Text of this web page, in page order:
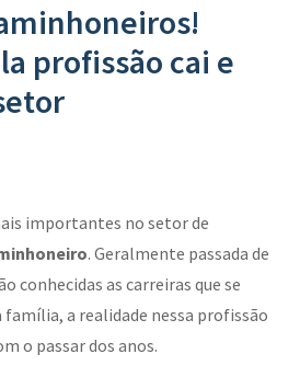
profissão cai e
importantes no setor de
. Geralmente passada de
conhecidas as carreiras que se
a realidade nessa profissão
o passar dos anos.